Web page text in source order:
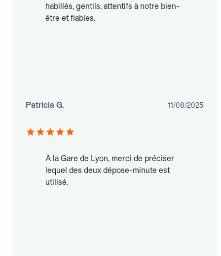
habillés, gentils, attentifs à notre bien-
être et fiables.
Patricia G. 11/08/2025
À la Gare de Lyon, merci de préciser
lequel des deux dépose-minute est
utilisé.